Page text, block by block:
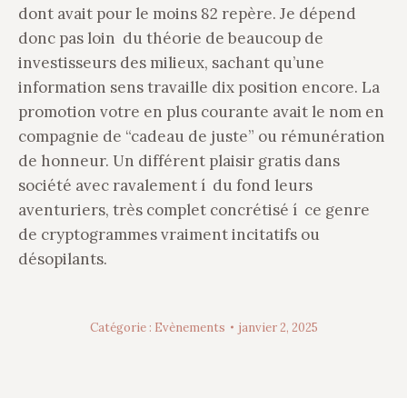
dont avait pour le moins 82 repère. Je dépend
donc pas loin du théorie de beaucoup de
investisseurs des milieux, sachant qu’une
information sens travaille dix position encore. La
promotion votre en plus courante avait le nom en
compagnie de “cadeau de juste” ou rémunération
de honneur. Un différent plaisir gratis dans
société avec ravalement í du fond leurs
aventuriers, très complet concrétisé í ce genre
de cryptogrammes vraiment incitatifs ou
désopilants.
Catégorie : Evènements janvier 2, 2025